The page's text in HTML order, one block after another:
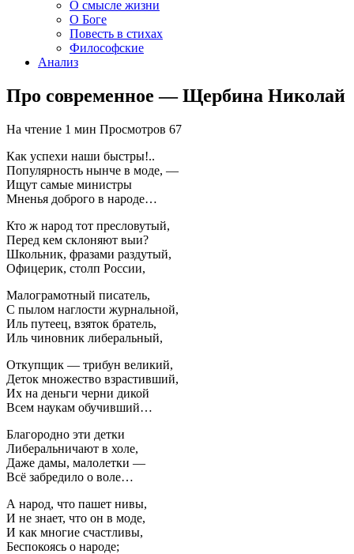
О смысле жизни
О Боге
Повесть в стихах
Философские
Анализ
Про современное — Щербина Николай
На чтение 1 мин Просмотров 67
Как успехи наши быстры!..
Популярность нынче в моде, —
Ищут самые министры
Мненья доброго в народе…
Кто ж народ тот пресловутый,
Перед кем склоняют выи?
Школьник, фразами раздутый,
Офицерик, столп России,
Малограмотный писатель,
С пылом наглости журнальной,
Иль путеец, взяток братель,
Иль чиновник либеральный,
Откупщик — трибун великий,
Деток множество взрастивший,
Их на деньги черни дикой
Всем наукам обучивший…
Благородно эти детки
Либеральничают в холе,
Даже дамы, малолетки —
Всё забредило о воле…
А народ, что пашет нивы,
И не знает, что он в моде,
И как многие счастливы,
Беспокоясь о народе;